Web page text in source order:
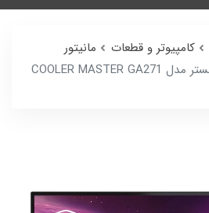
کامپیوتر و قطعات
مانیتور
مانیتور 27 اینچ کولرمستر مدل COOLER MASTER GA271